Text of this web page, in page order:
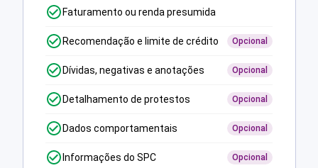
Faturamento ou renda presumida
Recomendação e limite de crédito Opcional
Dívidas, negativas e anotações Opcional
Detalhamento de protestos Opcional
Dados comportamentais Opcional
Informações do SPC Opcional